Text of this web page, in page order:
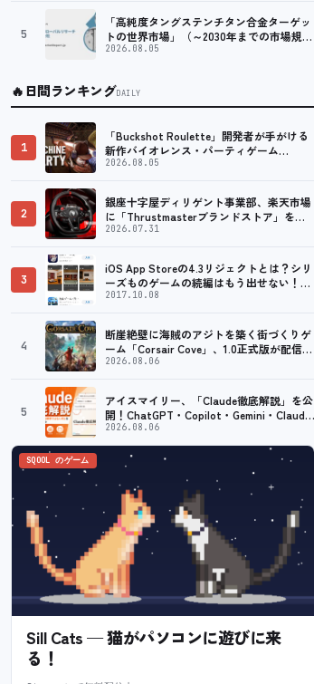
ローラーを中心に、幅広くラインナップ
5
「高純度タングステンチタン合金ターゲッ
トの世界市場」（～2030年までの市場規模
予測）資料を発行、年平均6.5%で成長する
2026.08.05
🔥日間ランキングDAILY
1
「Buckshot Roulette」開発者が手がける
新作バイオレンス・パーティゲーム
「Machine Party」がSteam向けに配信開
2026.08.05
2
銀座十字屋ディリゲント事業部、楽天市場
に「Thrustmasterブランドストア」をオ
ープン。記念キャンペーンでポイントアッ
2026.07.31
3
iOS App Storeの4.3リジェクトとは？シリ
ーズものゲームの続編はもう出せない！？
脱出ゲームで相次ぐリジェクト
2017.10.08
4
断崖絶壁に海賊のアジトを築く街づくりゲ
ーム「Corsair Cove」、1.0正式版が配信開
始！
2026.08.06
5
アイスマイリー、「Claude徹底解説」を公
開！ChatGPT・Copilot・Gemini・Claude
を機能別／業務別に比較―自社に合う生成
AIの選び方がわかる実践ガイド
2026.08.06
SQOOL のゲーム
Sill Cats — 猫がパソコンに遊びに来
る！